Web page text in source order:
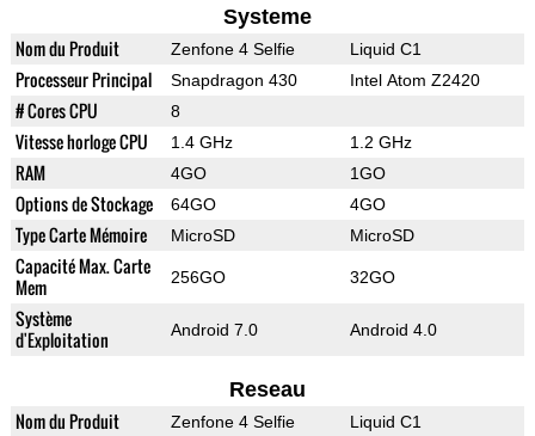
Systeme
Nom du Produit Zenfone 4 Selfie Liquid C1
Processeur Principal Snapdragon 430 Intel Atom Z2420
# Cores CPU 8
Vitesse horloge CPU 1.4 GHz 1.2 GHz
RAM 4GO 1GO
Options de Stockage 64GO 4GO
Type Carte Mémoire MicroSD MicroSD
Capacité Max. Carte
Mem
256GO 32GO
Système
d'Exploitation
Android 7.0 Android 4.0
Reseau
Nom du Produit Zenfone 4 Selfie Liquid C1